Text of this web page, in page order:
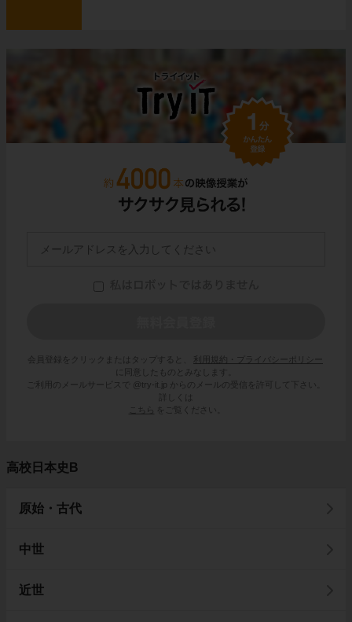
会員登録をクリックまたはタップすると、
利用規約・プライバシーポリシー
に同意したものとみなします。
ご利用のメールサービスで @try-it.jp からのメールの受信を許可して下さい。
詳しくは
こちら
をご覧ください。
高校日本史B
原始・古代
中世
近世